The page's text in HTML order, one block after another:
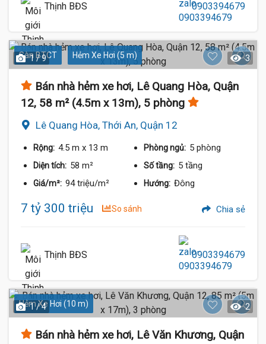
Thịnh BĐS 0903394679
Sàn BTCT Hẻm Xe Hơi (5 m)
1 / 9 3
Bán nhà hẻm xe hơi, Lê Quang Hòa, Quận
12, 58 m² (4.5m x 13m), 5 phòng
Lê Quang Hòa, Thới An, Quận 12
Rộng: 4.5 m x 13 m Phòng ngủ: 5 phòng
Diện tích: 58 m² Số tầng: 5 tầng
Giá/m²: 94 triệu/m² Hướng: Đông
7 tỷ 300 triệu So sánh Chia sẻ
Thịnh BĐS 0903394679
Hẻm Xe Hơi (10 m)
1 / 4 2
Bán nhà hẻm xe hơi, Lê Văn Khương, Quận